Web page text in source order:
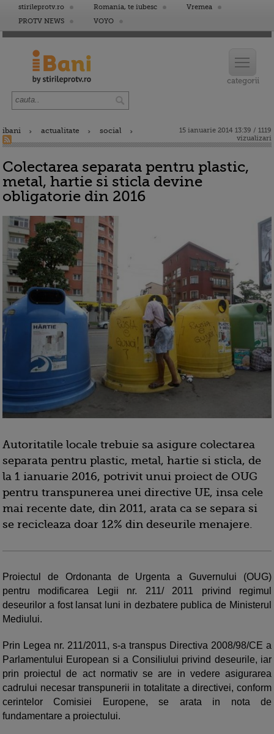
stirileprotv.ro Romania, te iubesc
Vremea
PROTV NEWS
VOYO
ibani actualitate social
15 ianuarie 2014 13:39 / 1119
vizualizari
Colectarea separata pentru plastic,
metal, hartie si sticla devine
obligatorie din 2016
Autoritatile locale trebuie sa asigure colectarea
separata pentru plastic, metal, hartie si sticla, de
la 1 ianuarie 2016, potrivit unui proiect de OUG
pentru transpunerea unei directive UE, insa cele
mai recente date, din 2011, arata ca se separa si
se recicleaza doar 12% din deseurile menajere.
Proiectul de Ordonanta de Urgenta a Guvernului (OUG)
pentru modificarea Legii nr. 211/ 2011 privind regimul
deseurilor a fost lansat luni in dezbatere publica de Ministerul
Mediului.
Prin Legea nr. 211/2011, s-a transpus Directiva 2008/98/CE a
Parlamentului European si a Consiliului privind deseurile, iar
prin proiectul de act normativ se are in vedere asigurarea
cadrului necesar transpunerii in totalitate a directivei, conform
cerintelor Comisiei Europene, se arata in nota de
fundamentare a proiectului.